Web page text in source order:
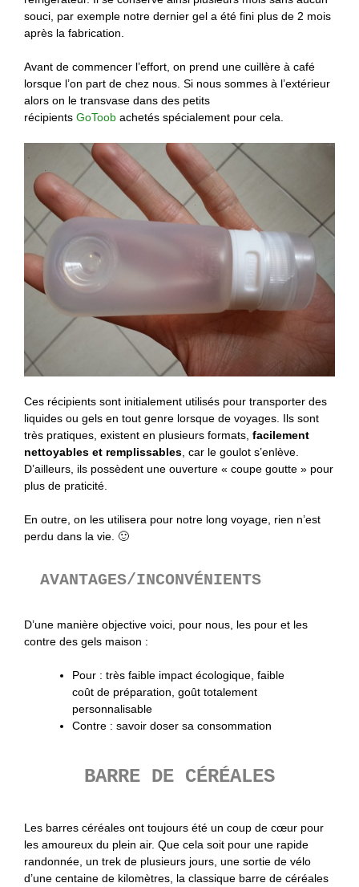
souci, par exemple notre dernier gel a été fini plus de 2 mois
après la fabrication.
Avant de commencer l’effort, on prend une cuillère à café
lorsque l’on part de chez nous. Si nous sommes à l’extérieur
alors on le transvase dans des petits
récipients GoToob achetés spécialement pour cela.
Ces récipients sont initialement utilisés pour transporter des
liquides ou gels en tout genre lorsque de voyages. Ils sont
très pratiques, existent en plusieurs formats, facilement
nettoyables et remplissables , car le goulot s’enlève.
D’ailleurs, ils possèdent une ouverture « coupe goutte » pour
plus de praticité.
En outre, on les utilisera pour notre long voyage, rien n’est
perdu dans la vie. 🙂
AVANTAGES/INCONVÉNIENTS
D’une manière objective voici, pour nous, les pour et les
contre des gels maison :
Pour : très faible impact écologique, faible
coût de préparation, goût totalement
personnalisable
Contre : savoir doser sa consommation
BARRE DE CÉRÉALES
Les barres céréales ont toujours été un coup de cœur pour
les amoureux du plein air. Que cela soit pour une rapide
randonnée, un trek de plusieurs jours, une sortie de vélo
d’une centaine de kilomètres, la classique barre de céréales